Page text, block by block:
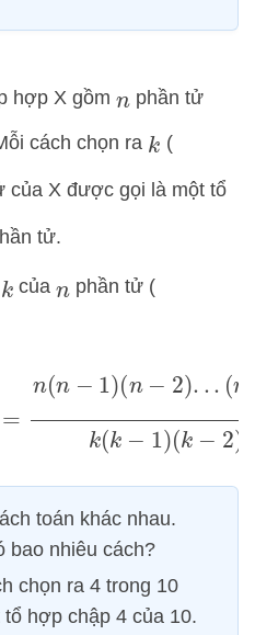
hợp X gồm nphần tử
cách chọn ra k (
của X được gọi là một tổ
tử.
k củan phần tử (
=n(n− 1)(n− 2) ...
k(k −1)(k−2)...1
toán khác nhau.
bao nhiêu cách?
chọn ra 4 trong 10
hợp chập 4 của 10.